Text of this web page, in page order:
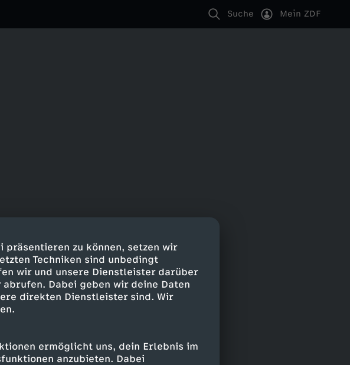
präsentieren zu können, setzen wir
Techniken sind unbedingt
wir und unsere Dienstleister darüber
Dabei geben wir deine Daten
direkten Dienstleister sind. Wir
ermöglicht uns, dein Erlebnis im
anzubieten. Dabei
Suche Mein ZDF